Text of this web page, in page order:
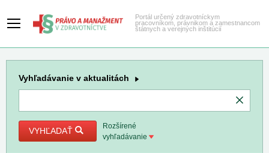
Portál určený zdravotníckym
pracovníkom, právnikom a zamestnancom
štátnych a verejných inštitúcií
Vyhľadávanie v aktualitách
VYHĽADAŤ
Rozšírené
vyhľadávanie